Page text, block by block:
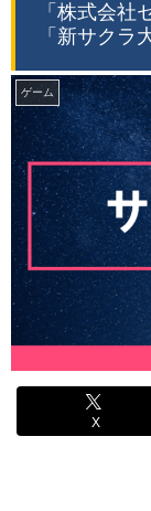
「株式会社
「新サクラ
ゲーム
X